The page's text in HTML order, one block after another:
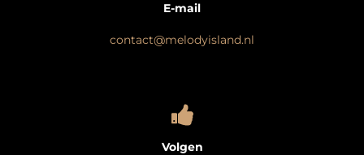
E-mail
contact@melodyisland.nl
Volgen